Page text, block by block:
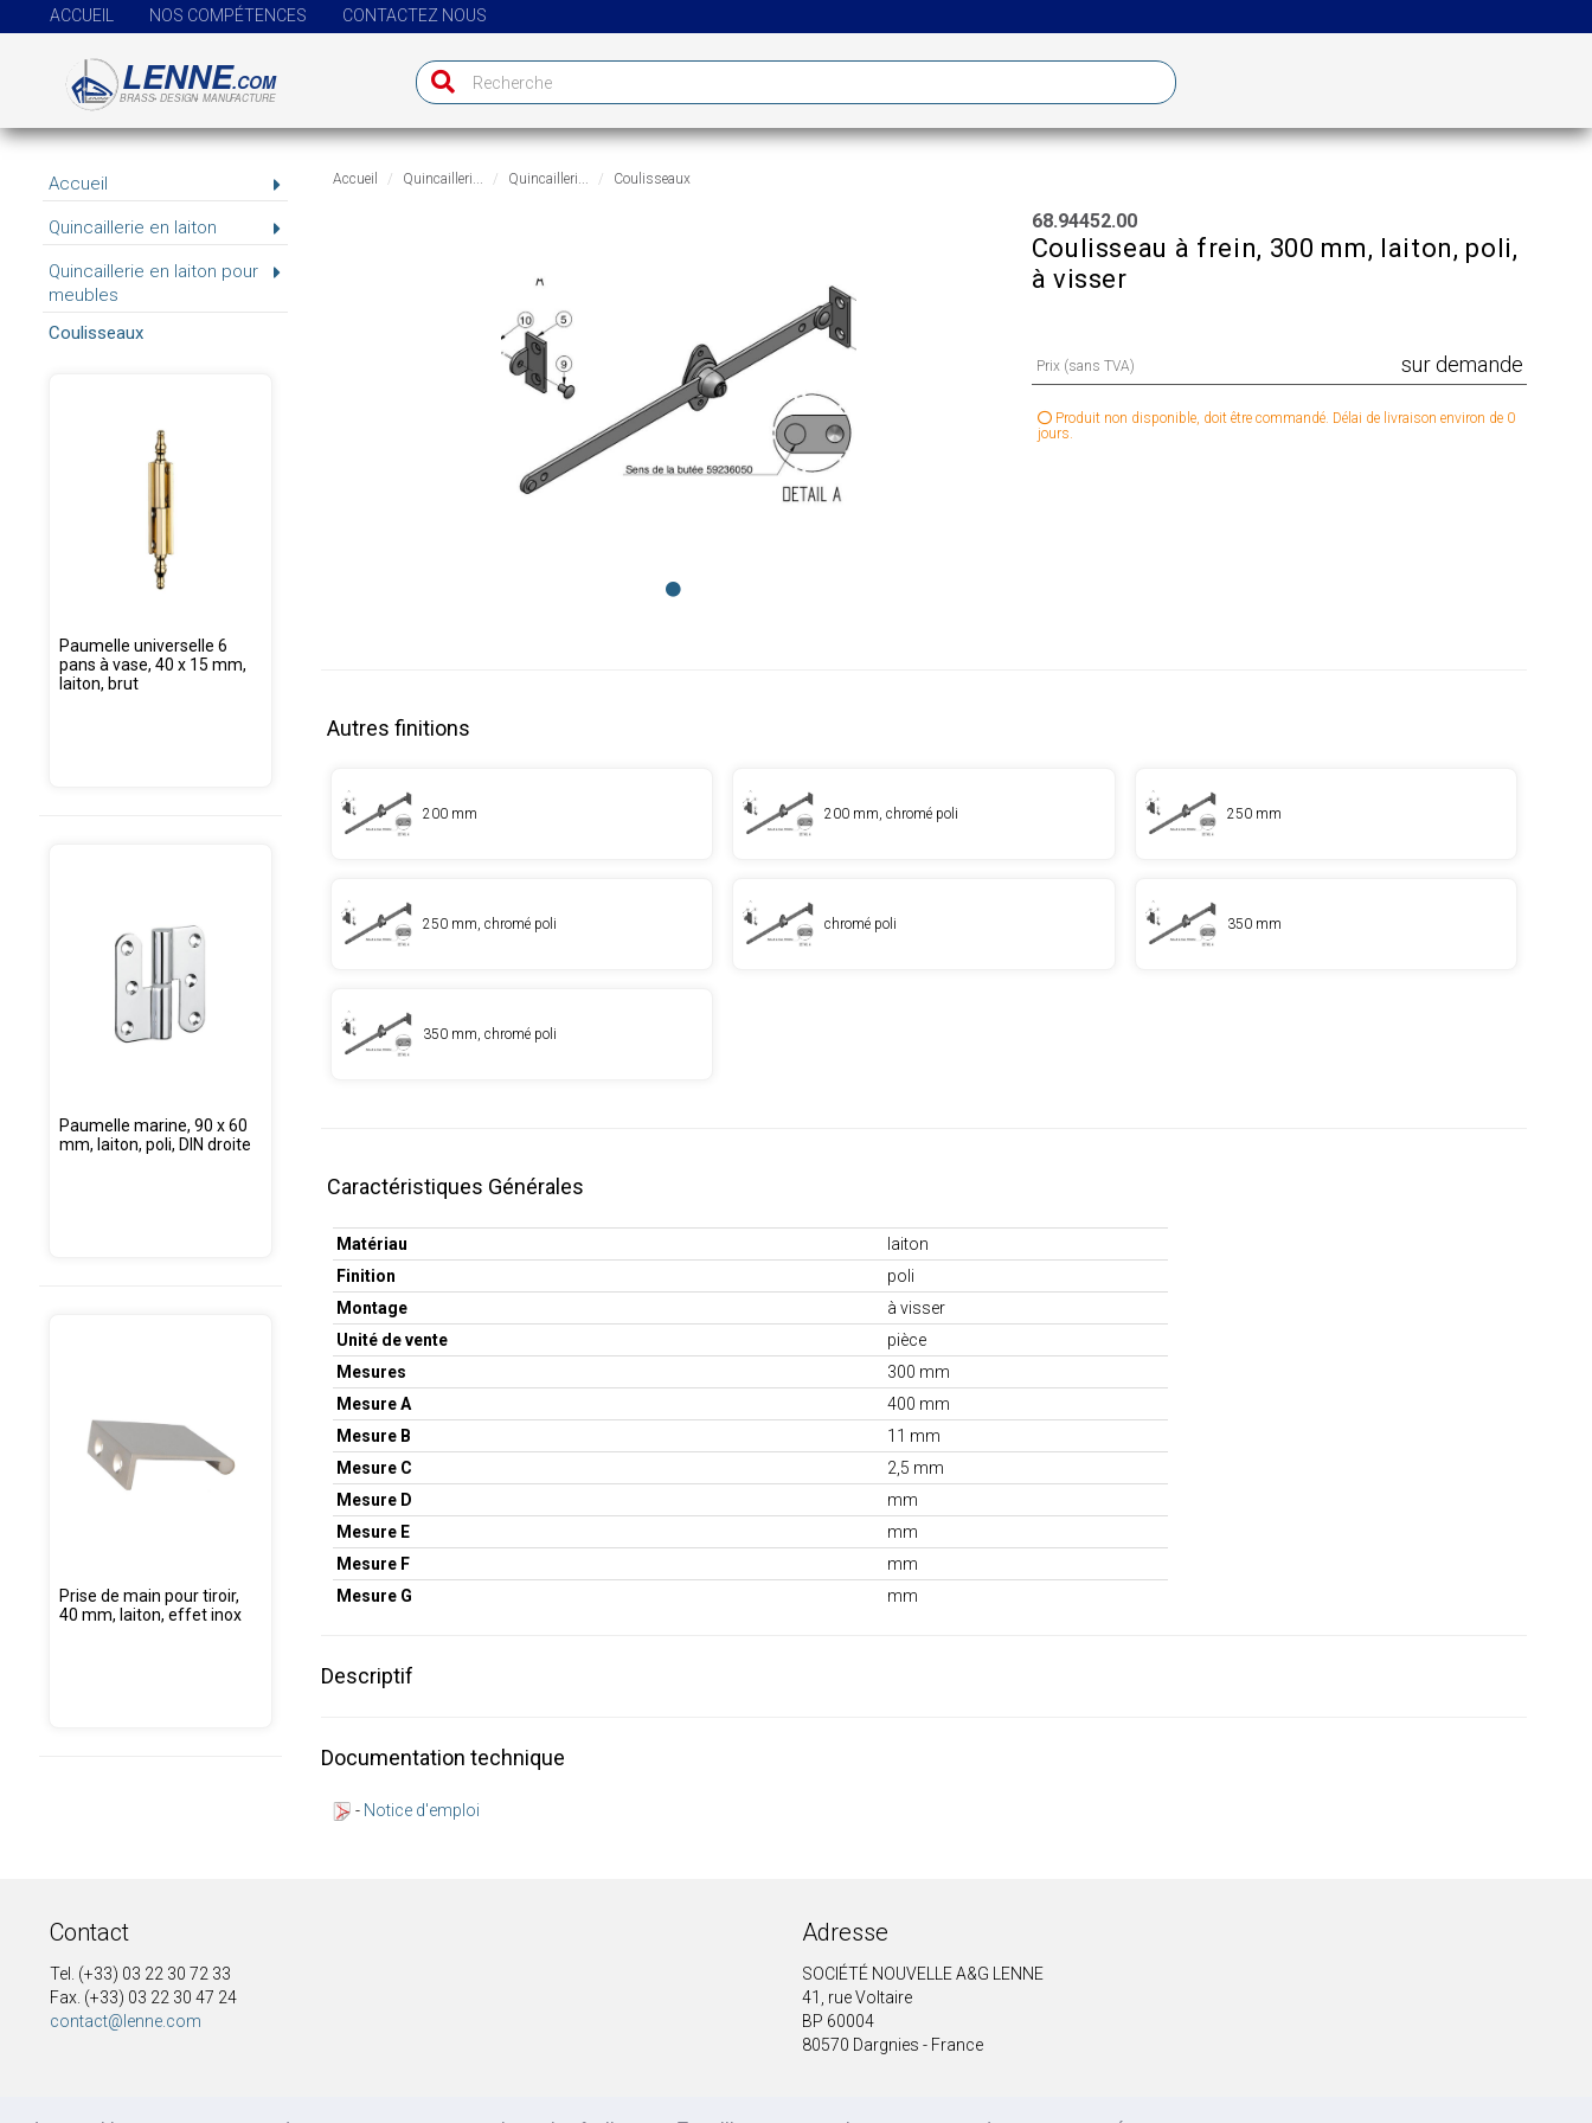
ACCUEIL NOS COMPÉTENCES CONTACTEZ NOUS
Accueil
Quincaillerie en laiton
Quincaillerie en laiton pour
meubles
Coulisseaux
Paumelle universelle 6
pans à vase, 40 x 15 mm,
laiton, brut
Paumelle marine, 90 x 60
mm, laiton, poli, DIN droite
Prise de main pour tiroir,
40 mm, laiton, effet inox
Accueil Quincailleri... Quincailleri... Coulisseaux
68.94452.00
Coulisseau à frein, 300 mm, laiton, poli,
à visser
Prix (sans TVA) sur demande
Produit non disponible, doit être commandé. Délai de livraison environ de 0
jours.
Autres finitions
200 mm 200 mm, chromé poli 250 mm
250 mm, chromé poli chromé poli 350 mm
350 mm, chromé poli
Caractéristiques Générales
Matériau
laiton
Finition
poli
Montage
à visser
Unité de vente
pièce
Mesures
300 mm
Mesure A
400 mm
Mesure B
11 mm
Mesure C
2,5 mm
Mesure D
mm
Mesure E
mm
Mesure F
mm
Mesure G
mm
Descriptif
Documentation technique
- Notice d'emploi
Contact
Tel. (+33) 03 22 30 72 33
Fax. (+33) 03 22 30 47 24
contact@lenne.com
Adresse
SOCIÉTÉ NOUVELLE A&G LENNE
41, rue Voltaire
BP 60004
80570 Dargnies - France